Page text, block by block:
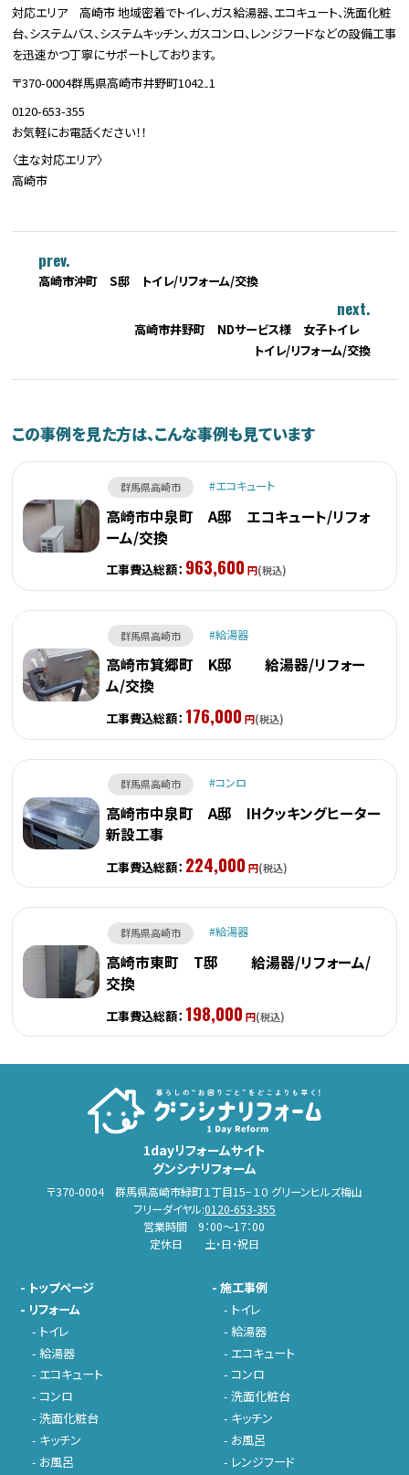
対応エリア 高崎市 地域密着でトイレ、ガス給湯器、エコキュート、洗面化粧
台、システムバス、システムキッチン、ガスコンロ、レンジフードなどの設備工事
を迅速かつ丁寧にサポートしております。
〒370-0004群馬県高崎市井野町1042₋1
0120-653-355
お気軽にお電話ください！！
〈主な対応エリア〉
高崎市
prev.
高崎市沖町 S邸 トイレ/リフォーム/交換
next.
高崎市井野町 NDサービス様 女子トイレ
トイレ/リフォーム/交換
この事例を見た方は、こんな事例も見ています
群馬県高崎市 エコキュート
高崎市中泉町 A邸 エコキュート/リフォ
ーム/交換
工事費込総額： 963,600 円(税込)
群馬県高崎市 給湯器
高崎市箕郷町 K邸 給湯器/リフォー
ム/交換
工事費込総額： 176,000 円(税込)
群馬県高崎市 コンロ
高崎市中泉町 A邸 IHクッキングヒーター
新設工事
工事費込総額： 224,000 円(税込)
群馬県高崎市 給湯器
高崎市東町 T邸 給湯器/リフォーム/
交換
工事費込総額： 198,000 円(税込)
1dayリフォームサイト
グンシナリフォーム
〒370-0004 群馬県高崎市緑町１丁目15−１０ グリーンヒルズ梅山
フリーダイヤル:0120-653-355
営業時間 9：00～17：00
定休日 土・日・祝日
- トップページ
- リフォーム
- トイレ
- 給湯器
- エコキュート
- コンロ
- 洗面化粧台
- キッチン
- お風呂
-施工事例
- トイレ
- 給湯器
- エコキュート
- コンロ
-洗面化粧台
- キッチン
- お風呂
- レンジフード